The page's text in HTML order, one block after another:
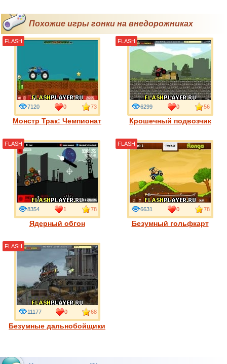
Похожие игры гонки на внедорожниках
Монстр Трак: Чемпионат
7120 0 73
FLASH
Крошечный подвозчик
6299 0 56
FLASH
Ядерный обгон
8354 1 78
FLASH
Безумный гольфкарт
6631 0 78
FLASH
Безумные дальнобойщики
11177 0 68
FLASH